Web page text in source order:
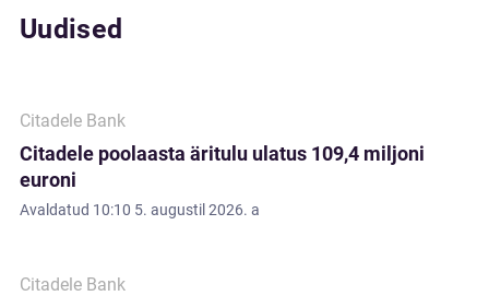
Uudised
Citadele Bank
Citadele poolaasta äritulu ulatus 109,4 miljoni
euroni
Avaldatud 10:10 5. augustil 2026. a
Citadele Bank